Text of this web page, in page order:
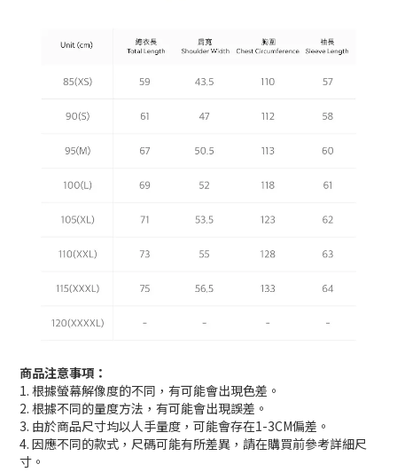
商品注意事項：
1. 根據螢幕解像度的不同，有可能會出現色差。
2. 根據不同的量度方法，有可能會出現誤差。
3. 由於商品尺寸均以人手量度，可能會存在1-3CM偏差。
4. 因應不同的款式，尺碼可能有所差異，請在購買前參考詳細尺
寸。